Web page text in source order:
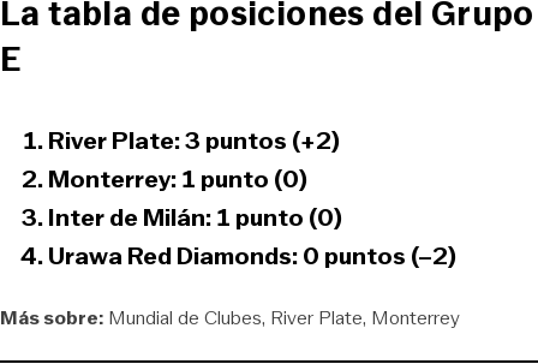
La tabla de posiciones del Grupo
E
River Plate: 3 puntos (+2)
Monterrey: 1 punto (0)
Inter de Milán: 1 punto (0)
Urawa Red Diamonds: 0 puntos (–2)
Más sobre: Mundial de Clubes River Plate Monterrey